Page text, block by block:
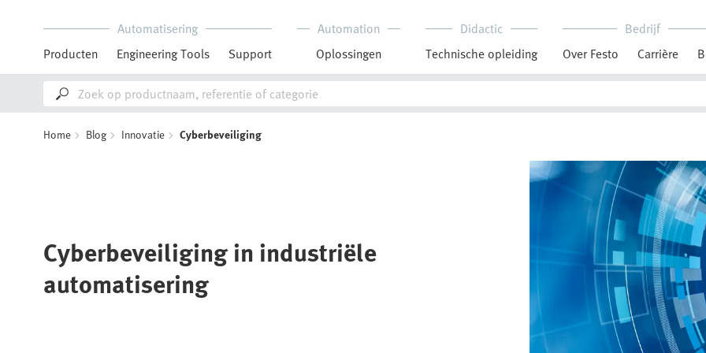
Automatisering
Producten
Engineering Tools Support
Automation
Oplossingen
Didactic
Technische opleiding
Bedrijf
Over Festo
Carrière
Home Blog Innovatie Cyberbeveiliging
Cyberbeveiliging in industriële
automatisering